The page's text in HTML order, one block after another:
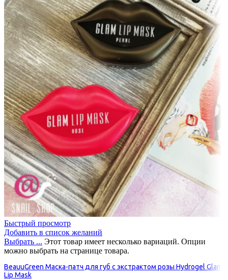
Быстрый просмотр
Добавить в список желаний
Выбрать ... Этот товар имеет несколько вариаций. Опции
можно выбрать на странице товара.
BeauuGreen Маска-патч для губ с экстрактом розы Hydrogel Glam
Lip Mask